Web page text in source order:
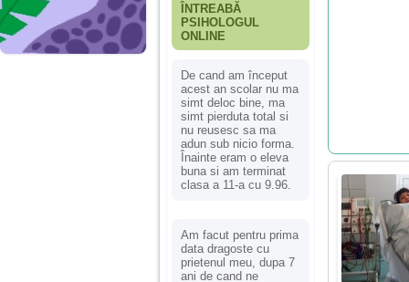
ÎNTREABĂ
PSIHOLOGUL
ONLINE
De cand am început
acest an scolar nu ma
simt deloc bine, ma
simt pierduta total si
nu reusesc sa ma
adun sub nicio forma.
Înainte eram o eleva
buna si am terminat
clasa a 11-a cu 9.96.
Am facut pentru prima
data dragoste cu
prietenul meu, dupa 7
ani de cand ne